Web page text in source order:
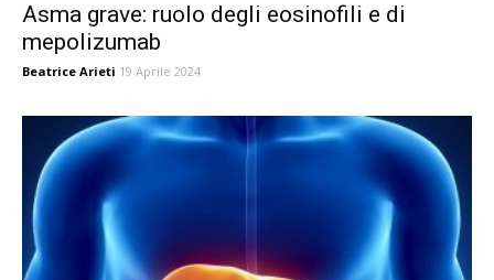
Asma grave: ruolo degli eosinofili e di
mepolizumab
Beatrice Arieti 19 Aprile 2024